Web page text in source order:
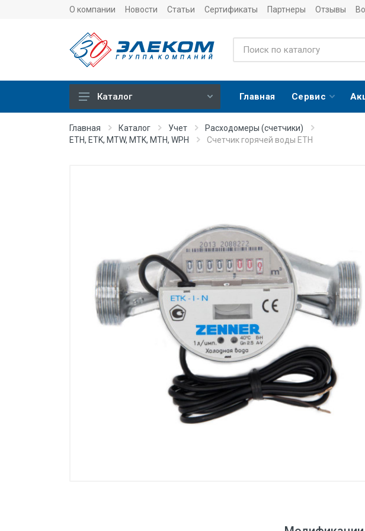
О компании Новости Статьи Сертификаты Партнеры Отзывы
Тепловычислители
Сервисные устройства
Манометры, термометры
Оборудование для монтажа
Корректоры газов
Сумматоры электроэнергии
Каталог Главная Сервис
Главная Каталог Учет
Расходомеры (счетчики)
ETH, ETK, MTW, MTK, MTH, WPH
Cчетчик горячей воды ETH